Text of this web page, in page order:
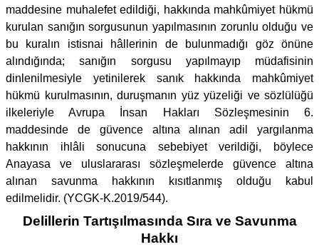
maddesine muhalefet edildiği, hakkında mahkûmiyet hükmü
kurulan sanığın sorgusunun yapılmasının zorunlu olduğu ve
bu kuralın istisnai hâllerinin de bulunmadığı göz önüne
alındığında; sanığın sorgusu yapılmayıp müdafisinin
dinlenilmesiyle yetinilerek sanık hakkında mahkûmiyet
hükmü kurulmasının, duruşmanın yüz yüzeliği ve sözlülüğü
ilkeleriyle Avrupa İnsan Hakları Sözleşmesinin 6.
maddesinde de güvence altına alınan adil yargılanma
hakkının ihlâli sonucuna sebebiyet verildiği, böylece
Anayasa ve uluslararası sözleşmelerde güvence altına
alınan savunma hakkının kısıtlanmış olduğu kabul
edilmelidir. (YCGK-K.2019/544).
Delillerin Tartışılmasında Sıra ve Savunma
Hakkı